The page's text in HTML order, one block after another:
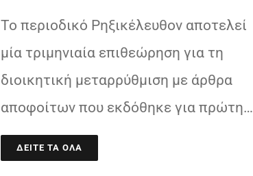
Το περιοδικό Ρηξικέλευθον αποτελεί
μία τριμηνιαία επιθεώρηση για τη
διοικητική μεταρρύθμιση με άρθρα
αποφοίτων που εκδόθηκε για πρώτη…
ΔΕΙΤΕ ΤΑ ΟΛΑ